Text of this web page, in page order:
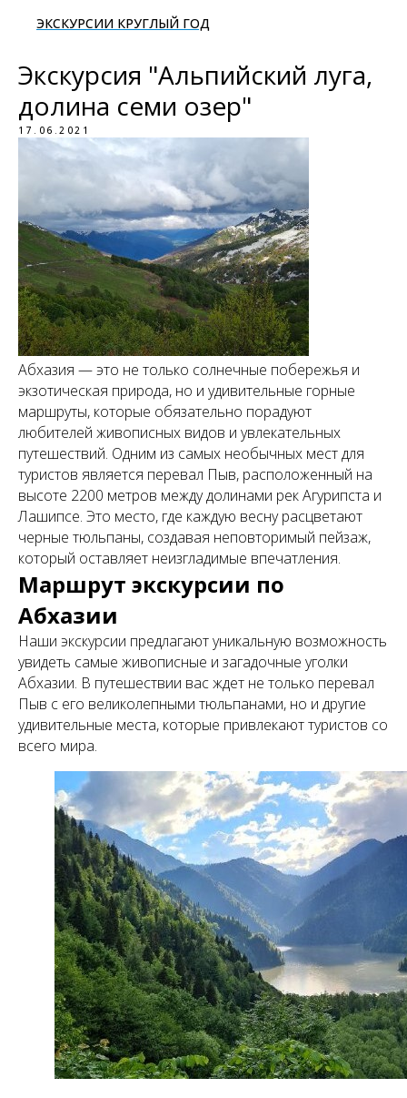
ЭКСКУРСИИ КРУГЛЫЙ ГОД
Экскурсия "Альпийский луга,
долина семи озер"
17.06.2021
Абхазия — это не только солнечные побережья и
экзотическая природа, но и удивительные горные
маршруты, которые обязательно порадуют
любителей живописных видов и увлекательных
путешествий. Одним из самых необычных мест для
туристов является перевал Пыв, расположенный на
высоте 2200 метров между долинами рек Агурипста и
Лашипсе. Это место, где каждую весну расцветают
черные тюльпаны, создавая неповторимый пейзаж,
который оставляет неизгладимые впечатления.
Маршрут экскурсии по
Абхазии
Наши экскурсии предлагают уникальную возможность
увидеть самые живописные и загадочные уголки
Абхазии. В путешествии вас ждет не только перевал
Пыв с его великолепными тюльпанами, но и другие
удивительные места, которые привлекают туристов со
всего мира.